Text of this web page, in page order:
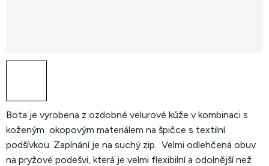
Bota je vyrobena z ozdobné velurové kůže v kombinaci s
koženým okopovým materiálem na špičce s textilní
podšívkou. Zapínání je na suchý zip. Velmi odlehčená obuv
na pryžové podešvi, která je velmi flexibilní a odolnější než